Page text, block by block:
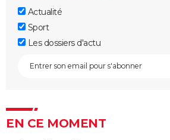
Actualité
Sport
Les dossiers d'actu
EN CE MOMENT